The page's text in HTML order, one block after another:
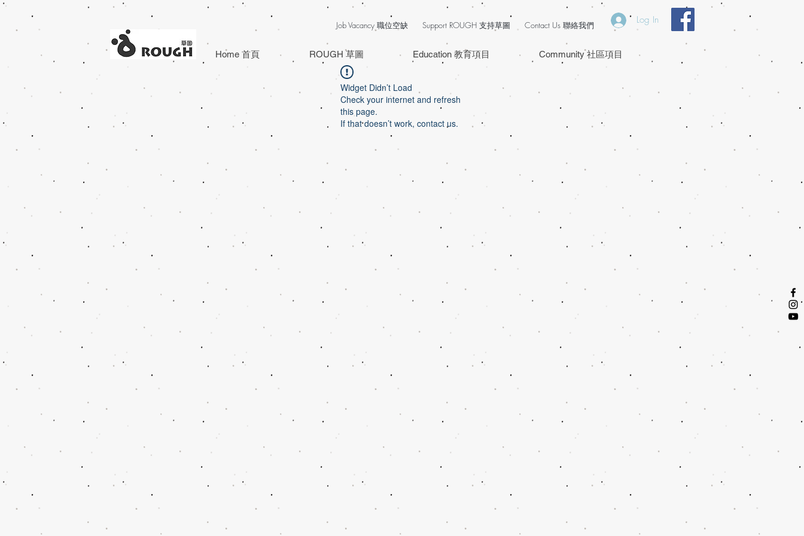
Home 首頁 ROUGH 草圖 Education 教育項目 Community 社區項目
Job Vacancy 職位空缺 Support ROUGH 支持草圖 Contact Us 聯絡我們 Log In
Widget Didn’t Load
Check your internet and refresh
this page.
If that doesn’t work, contact us.